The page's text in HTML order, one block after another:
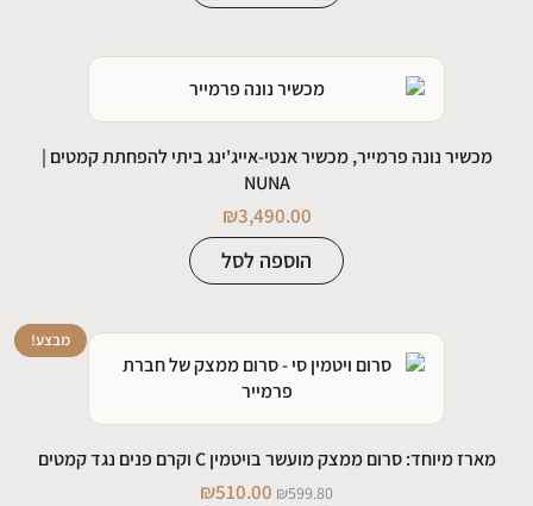
מכשיר נונה פרמייר, מכשיר אנטי-אייג'ינג ביתי להפחתת קמטים |
NUNA
₪3,490.00
הוספה לסל
מבצע!
מארז מיוחד: סרום ממצק מועשר בויטמין C וקרם פנים נגד קמטים
₪599.80
₪510.00